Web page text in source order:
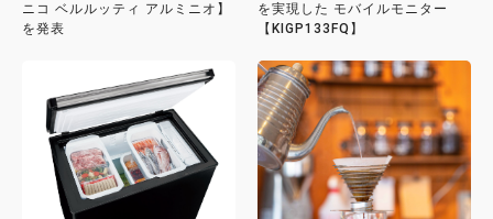
ニコ ベルルッティ アルミニオ】
を発表
を実現した モバイルモニター
【KIGP133FQ】